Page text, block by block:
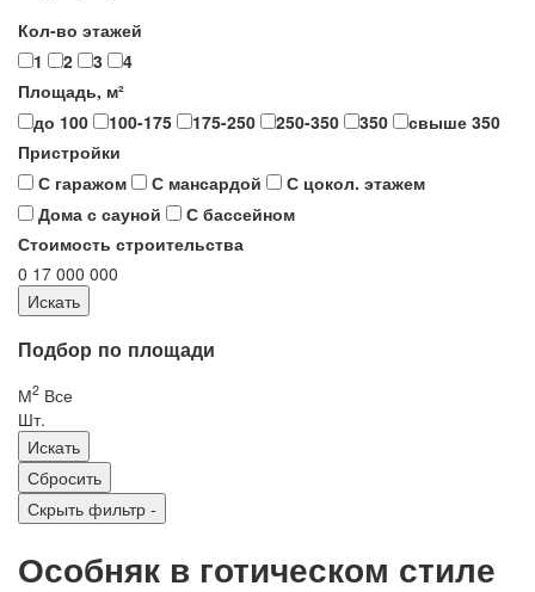
Кол-во этажей
1
2 3
4
Площадь, м²
до 100
100-175 175-250 250-350 350
свыше 350
Пристройки
С гаражом
С мансардой
С цокол. этажем
Дома с сауной
С бассейном
Стоимость строительства
0 17 000 000
Подбор по площади
М2 Все
Шт.
Скрыть фильтр -
Особняк в готическом стиле